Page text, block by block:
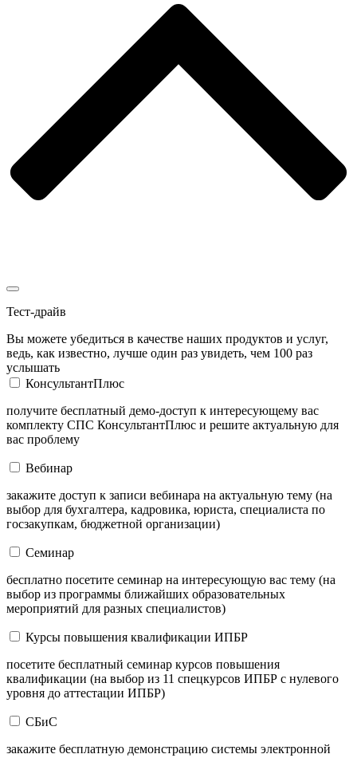
Тест-драйв
Вы можете убедиться в качестве наших продуктов и услуг,
ведь, как известно, лучше один раз увидеть, чем 100 раз
услышать
КонсультантПлюс
получите бесплатный демо-доступ к интересующему вас
комплекту СПС КонсультантПлюс и решите актуальную для
вас проблему
Вебинар
закажите доступ к записи вебинара на актуальную тему (на
выбор для бухгалтера, кадровика, юриста, специалиста по
госзакупкам, бюджетной организации)
Семинар
бесплатно посетите семинар на интересующую вас тему (на
выбор из программы ближайших образовательных
мероприятий для разных специалистов)
Курсы повышения квалификации ИПБР
посетите бесплатный семинар курсов повышения
квалификации (на выбор из 11 спецкурсов ИПБР с нулевого
уровня до аттестации ИПБР)
СБиС
закажите бесплатную демонстрацию системы электронной